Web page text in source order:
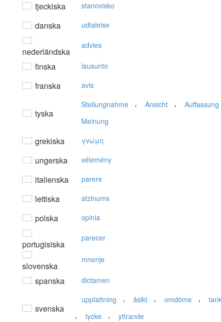
tjeckiska stanovisko
danska udtalelse
nederländska
advies
finska lausunto
franska avis
tyska
Stellungnahme , Ansicht ,
Auffassung
Meinung
grekiska γvώμη
ungerska vélemény
italienska parere
lettiska atzinums
polska opinia
portugisiska
parecer
slovenska
mnenje
spanska dictamen
svenska
uppfattning , åsikt , omdöme ,
, tycke , yttrande